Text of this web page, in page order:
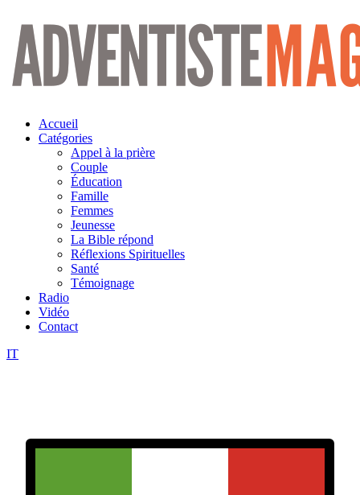
Aller
contenu
Accueil
Catégories
Appel à la prière
Couple
Éducation
Famille
Femmes
Jeunesse
La Bible répond
Réflexions Spirituelles
Santé
Témoignage
Radio
Vidéo
Contact
IT